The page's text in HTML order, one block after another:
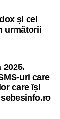
și cel
următorii
2025.
uri care
care își